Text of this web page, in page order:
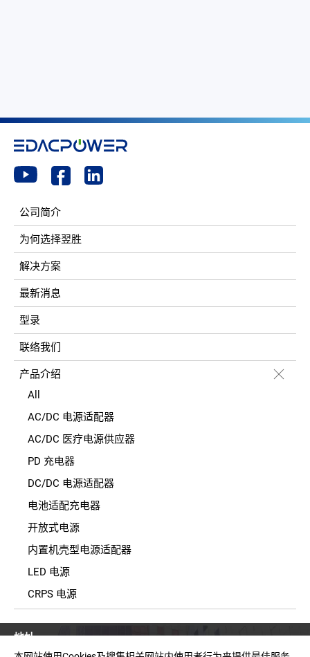
公司简介
为何选择翌胜
解决方案
最新消息
型录
联络我们
产品介绍
All
AC/DC 电源适配器
AC/DC 医疗电源供应器
PD 充电器
DC/DC 电源适配器
电池适配充电器
开放式电源
内置机壳型电源适配器
LED 电源
CRPS 电源
地址
台湾新北市中和区建一路150号11楼之2(E栋)